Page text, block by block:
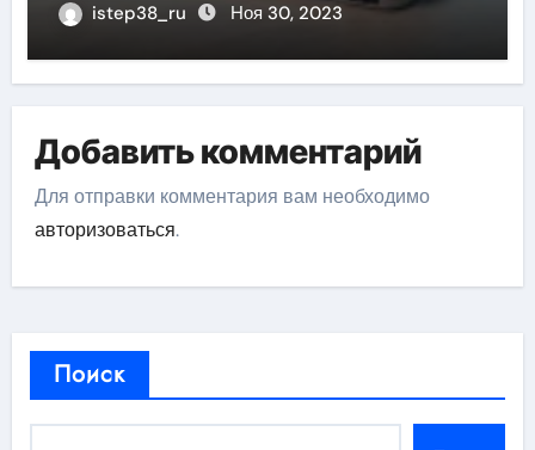
istep38_ru Ноя 30, 2023
Добавить комментарий
Для отправки комментария вам необходимо
авторизоваться.
Поиск